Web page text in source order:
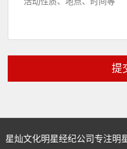
提
星灿文化明星经纪公司专注明